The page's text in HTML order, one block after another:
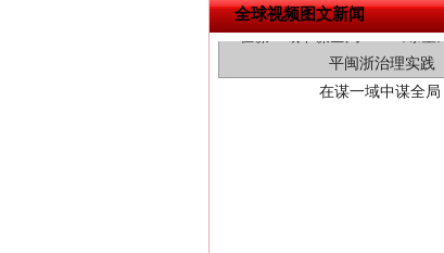
全球视频图文新闻